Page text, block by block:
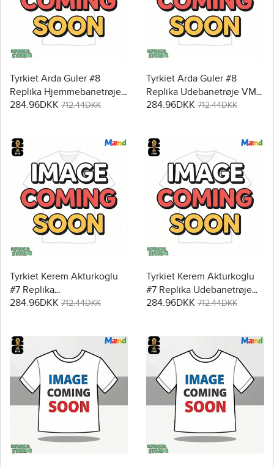
Tyrkiet Arda Guler #8
Replika Hjemmebanetrøje
VM 2026 Kortærmet
284.96DKK 712.44DKK
Tyrkiet Arda Guler #8
Replika Udebanetrøje VM
2026 Kortærmet
284.96DKK 712.44DKK
Tyrkiet Kerem Akturkoglu
#7 Replika
Hjemmebanetrøje VM
284.96DKK 712.44DKK
Tyrkiet Kerem Akturkoglu
#7 Replika Udebanetrøje
VM 2026 Kortærmet
284.96DKK 712.44DKK